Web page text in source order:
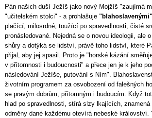
Pán našich duší Ježíš jako nový Mojžíš "zaujímá
"učitelském stolci" - a prohlašuje "blahoslavenými"
plačící, milosrdné, toužící po spravedlnosti, čisté
pronásledované. Nejedná se o novou ideologii, ale
shůry a dotýká se lidství, právě toho lidství, které
přijal, aby jej spasil. Proto je "horské kázání
v přítomnosti i budoucnosti" a přece jen je k jeho
následování Ježíše, putování s Ním".
životním programem za osvobození od falešných
se pravým dobrům, přítomným i budoucím. Když
hlad po spravedlnosti, stírá slzy lkajících,
odměny dané každému otevírá nebeské